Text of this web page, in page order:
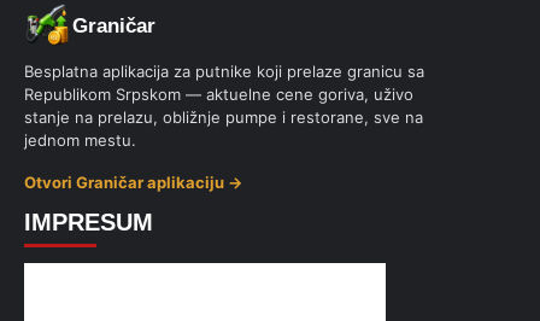
Graničar
Besplatna aplikacija za putnike koji prelaze granicu sa
Republikom Srpskom — aktuelne cene goriva, uživo
stanje na prelazu, obližnje pumpe i restorane, sve na
jednom mestu.
Otvori Graničar aplikaciju →
IMPRESUM